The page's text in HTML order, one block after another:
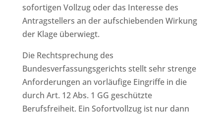
sofortigen Vollzug oder das Interesse des
Antragstellers an der aufschiebenden Wirkung
der Klage überwiegt.
Die Rechtsprechung des
Bundesverfassungsgerichts stellt sehr strenge
Anforderungen an vorläufige Eingriffe in die
durch Art. 12 Abs. 1 GG geschützte
Berufsfreiheit. Ein Sofortvollzug ist nur dann